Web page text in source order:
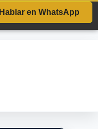
Hablar en WhatsApp